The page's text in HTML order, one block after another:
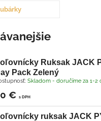
Ruksak JACK
Pack Zelený
Skladom - doručíme za 1-2
€ s DPH
ruksak JACK